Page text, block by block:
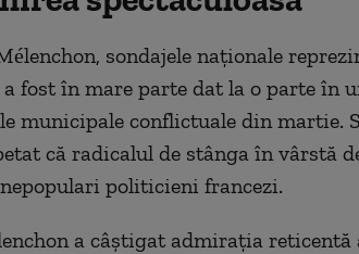
sondajele naționale
a fost în mare parte dat la o parte în
municipale conflictuale din martie.
că radicalul de stânga în vârstă
politicieni francezi.
a câștigat admirația